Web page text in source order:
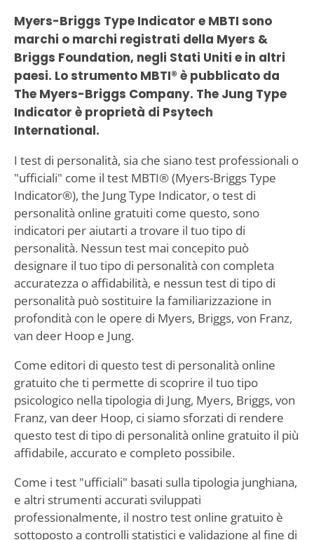
Myers-Briggs Type Indicator e MBTI sono
marchi o marchi registrati della Myers &
Briggs Foundation, negli Stati Uniti e in altri
paesi. Lo strumento MBTI® è pubblicato da
The Myers-Briggs Company. The Jung Type
Indicator è proprietà di Psytech
International.
I test di personalità, sia che siano test professionali o
"ufficiali" come il test MBTI® (Myers-Briggs Type
Indicator®), the Jung Type Indicator, o test di
personalità online gratuiti come questo, sono
indicatori per aiutarti a trovare il tuo tipo di
personalità. Nessun test mai concepito può
designare il tuo tipo di personalità con completa
accuratezza o affidabilità, e nessun test di tipo di
personalità può sostituire la familiarizzazione in
profondità con le opere di Myers, Briggs, von Franz,
van deer Hoop e Jung.
Come editori di questo test di personalità online
gratuito che ti permette di scoprire il tuo tipo
psicologico nella tipologia di Jung, Myers, Briggs, von
Franz, van deer Hoop, ci siamo sforzati di rendere
questo test di tipo di personalità online gratuito il più
affidabile, accurato e completo possibile.
Come i test "ufficiali" basati sulla tipologia junghiana,
e altri strumenti accurati sviluppati
professionalmente, il nostro test online gratuito è
sottoposto a controlli statistici e validazione al fine di